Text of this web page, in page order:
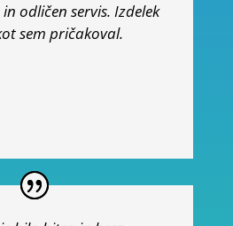
odličen servis. Izdelek
sem pričakoval.